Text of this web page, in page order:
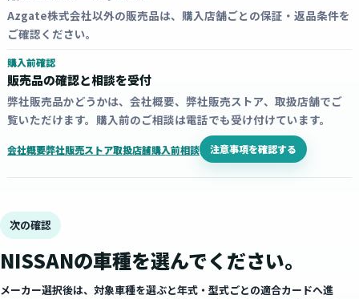
Azgate株式会社以外の販売品は、購入店舗ごとの保証・返品条件を
ご確認ください。
購入前確認
販売品の確認と相談を受付
弊社販売品かどうかは、会社概要、弊社販売ストア、取扱店舗でご
覧いただけます。購入前のご相談は電話でも受け付けています。
会社概要弊社販売ストア取扱店舗購入前相談 注意事項を確認する
次の確認
NISSANの車種を選んでください。
メーカー選択後は、対象車種を選ぶと年式・型式ごとの適合カードへ進